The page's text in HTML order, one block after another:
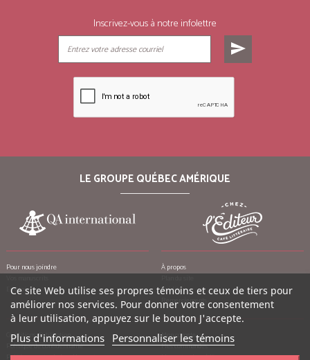
Inscrivez-vous à notre infolettre
send
LE GROUPE QUÉBEC AMÉRIQUE
Pour nous joindre
Emplois
À propos
Crédits
Remerciements
Conditions d’utilisation
Politique de confidentialité
Politique contre le harcèlement
Mon compte
Mes commandes
Mes notes de crédit
Ce site Web utilise ses propres témoins et ceux de tiers pour
améliorer nos services. Pour donner votre consentement
à leur utilisation, appuyez sur le bouton J'accepte.
Plus d'informations Personnaliser les témoins